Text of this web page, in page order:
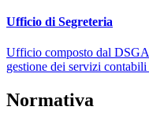
Ufficio di Segreteria
Ufficio composto dal
gestione dei servizi
Normativa